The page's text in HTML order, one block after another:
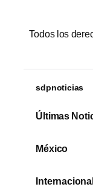
Todos los
sdpnoticias
Últimas
México
Internacional